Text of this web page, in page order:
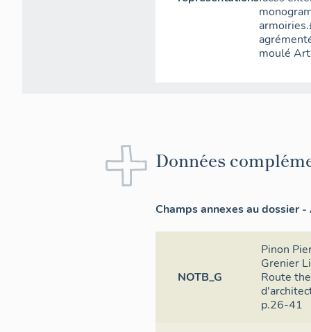
moulé
Données
Champs annexes au dossier
NOTB_G
Pinon
Grenier
Route
p.26-41